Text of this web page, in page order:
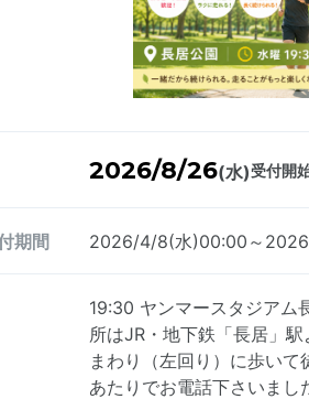
2026/8/26(水)受付開
期間 2026/4/8(水)00:00～
19:30 ヤンマースタジアム
所はJR・地下鉄「長居」
まわり（左回り）に歩い
あたりでお電話下さいまし